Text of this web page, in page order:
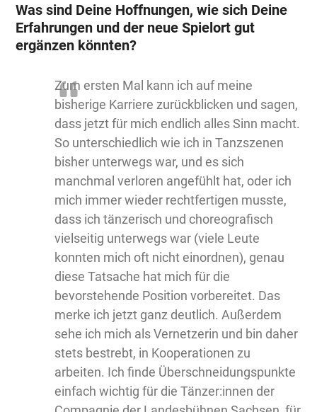
Was sind Deine Hoffnungen, wie sich Deine
Erfahrungen und der neue Spielort gut
ergänzen könnten?
Zum ersten Mal kann ich auf meine
bisherige Karriere zurückblicken und sagen,
dass jetzt für mich endlich alles Sinn macht.
So unterschiedlich wie ich in Tanzszenen
bisher unterwegs war, und es sich
manchmal verloren angefühlt hat, oder ich
mich immer wieder rechtfertigen musste,
dass ich tänzerisch und choreografisch
vielseitig unterwegs war (viele Leute
konnten mich oft nicht einordnen), genau
diese Tatsache hat mich für die
bevorstehende Position vorbereitet. Das
merke ich jetzt ganz deutlich. Außerdem
sehe ich mich als Vernetzerin und bin daher
stets bestrebt, in Kooperationen zu
arbeiten. Ich finde Überschneidungspunkte
einfach wichtig für die Tänzer:innen der